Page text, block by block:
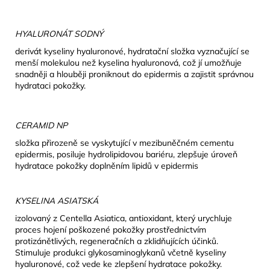
HYALURONÁT SODNÝ
derivát kyseliny hyaluronové, hydratační složka vyznačující se
menší molekulou než kyselina hyaluronová, což jí umožňuje
snadněji a hlouběji proniknout do epidermis a zajistit správnou
hydrataci pokožky.
CERAMID NP
složka přirozeně se vyskytující v mezibuněčném cementu
epidermis, posiluje hydrolipidovou bariéru, zlepšuje úroveň
hydratace pokožky doplněním lipidů v epidermis
KYSELINA ASIATSKÁ
izolovaný z Centella Asiatica, antioxidant, který urychluje
proces hojení poškozené pokožky prostřednictvím
protizánětlivých, regeneračních a zklidňujících účinků.
Stimuluje produkci glykosaminoglykanů včetně kyseliny
hyaluronové, což vede ke zlepšení hydratace pokožky.